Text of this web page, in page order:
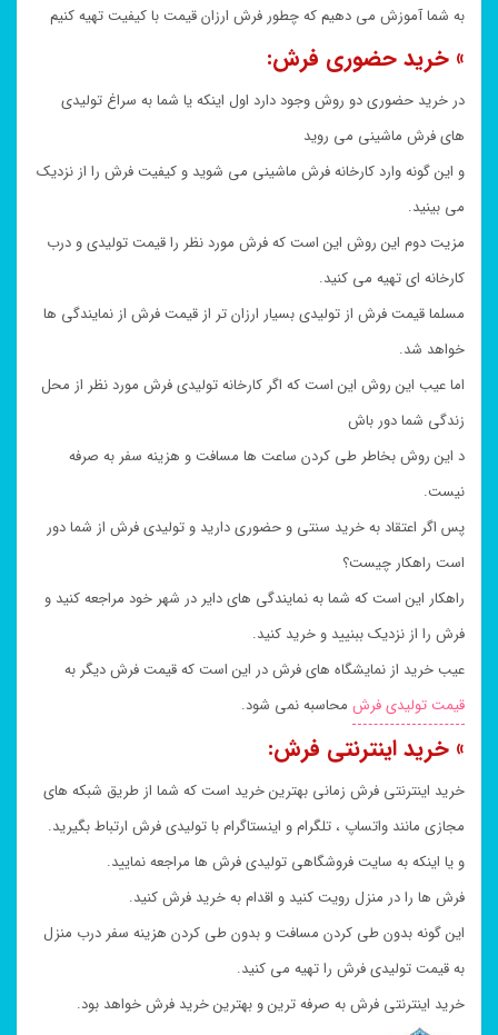
به شما آموزش می دهیم که چطور فرش ارزان قیمت با کیفیت تهیه کنیم
» خرید حضوری فرش:
در خرید حضوری دو روش وجود دارد اول اینکه یا شما به سراغ تولیدی
های فرش ماشینی می روید
و این گونه وارد کارخانه فرش ماشینی می شوید و کیفیت فرش را از نزدیک
می بینید.
مزیت دوم این روش این است که فرش مورد نظر را قیمت تولیدی و درب
کارخانه ای تهیه می کنید.
مسلما قیمت فرش از تولیدی بسیار ارزان تر از قیمت فرش از نمایندگی ها
خواهد شد.
اما عیب این روش این است که اگر کارخانه تولیدی فرش مورد نظر از محل
زندگی شما دور باش
د این روش بخاطر طی کردن ساعت ها مسافت و هزینه سفر به صرفه
نیست.
پس اگر اعتقاد به خرید سنتی و حضوری دارید و تولیدی فرش از شما دور
است راهکار چیست؟
راهکار این است که شما به نمایندگی های دایر در شهر خود مراجعه کنید و
فرش را از نزدیک ببنیید و خرید کنید.
عیب خرید از نمایشگاه های فرش در این است که قیمت فرش دیگر به
قیمت تولیدی فرش محاسبه نمی شود.
» خرید اینترنتی فرش:
خرید اینترنتی فرش زمانی بهترین خرید است که شما از طریق شبکه های
مجازی مانند واتساپ ، تلگرام و اینستاگرام با تولیدی فرش ارتباط بگیرید.
و یا اینکه به سایت فروشگاهی تولیدی فرش ها مراجعه نمایید.
فرش ها را در منزل رویت کنید و اقدام به خرید فرش کنید.
این گونه بدون طی کردن مسافت و بدون طی کردن هزینه سفر درب منزل
به قیمت تولیدی فرش را تهیه می کنید.
خرید اینترنتی فرش به صرفه ترین و بهترین خرید فرش خواهد بود.